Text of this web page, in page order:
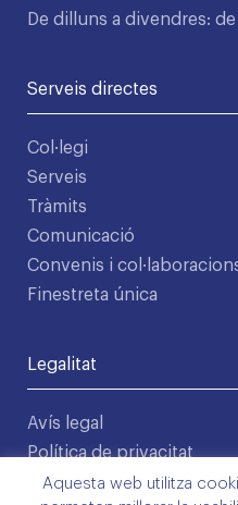
De dilluns a divendres:
Serveis directes
Col·legi
Serveis
Tràmits
Comunicació
Convenis i
Finestreta única
Legalitat
Avís legal
Política de privacitat
Condicions d'ús
Aquesta web utilitza